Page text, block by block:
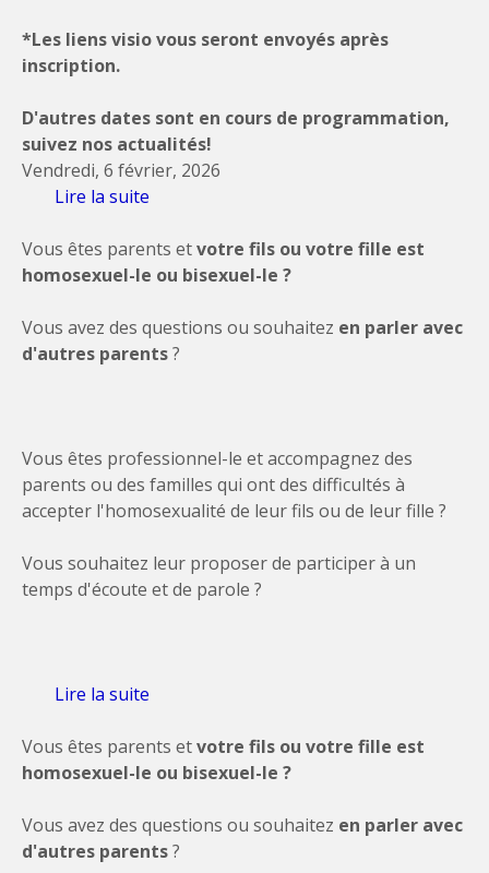
*Les liens visio vous seront envoyés après
inscription.
D'autres dates sont en cours de programmation,
suivez nos actualités!
Vendredi, 6 février, 2026
Lire la suite
Vous êtes parents etvotre fils ou votre fille est
homosexuel-le ou bisexuel-le ?
Vous avez des questions ou souhaitez en parler avec
d'autres parents?
Vous êtes professionnel-le et accompagnez des
parents ou des familles qui ont des difficultés à
accepter l'homosexualité de leur fils ou de leur fille ?
Vous souhaitez leur proposer de participer à un
temps d'écoute et de parole ?
Lire la suite
homo
Vous êtes parents etvotre fils ou votre fille est
homosexuel-le ou bisexuel-le ?
Vous avez des questions ou souhaitez en parler avec
d'autres parents?